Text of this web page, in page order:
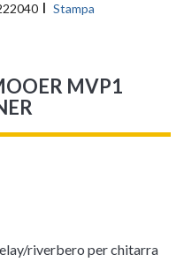
Stampa
MVP1
riverbero per chitarra